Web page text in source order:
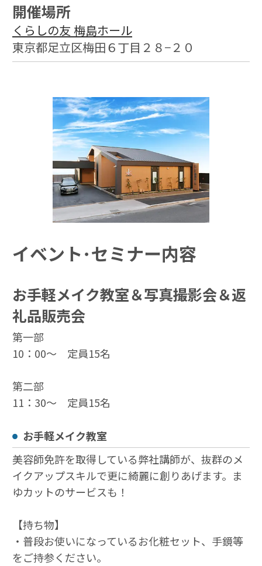
開催場所
くらしの友 梅島ホール
東京都足立区梅田６丁目２８−２０
イベント･セミナー内容
お手軽メイク教室＆写真撮影会＆返
礼品販売会
第一部
10：00～ 定員15名
第二部
11：30～ 定員15名
お手軽メイク教室
美容師免許を取得している弊社講師が、抜群のメ
イクアップスキルで更に綺麗に創りあげます。ま
ゆカットのサービスも！
【持ち物】
・普段お使いになっているお化粧セット、手鏡等
をご持参ください。